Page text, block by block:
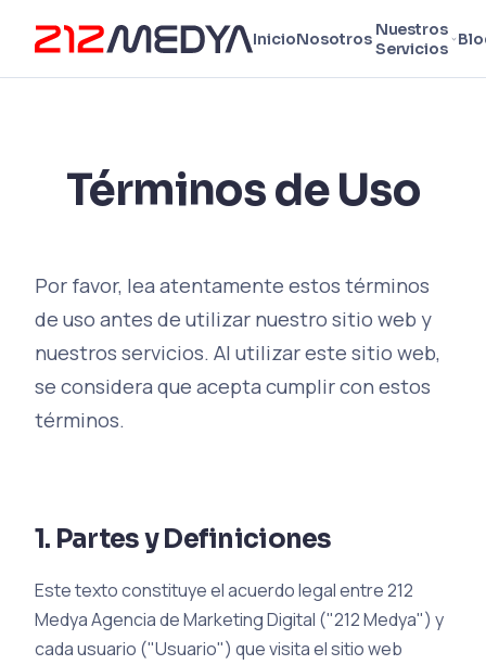
InicioNosotros Nuestros
Servicios
Términos de Uso
Por favor, lea atentamente estos términos
de uso antes de utilizar nuestro sitio web y
nuestros servicios. Al utilizar este sitio web,
se considera que acepta cumplir con estos
términos.
1. Partes y Definiciones
Este texto constituye el acuerdo legal entre 212
Medya Agencia de Marketing Digital ("212 Medya") y
cada usuario ("Usuario") que visita el sitio web